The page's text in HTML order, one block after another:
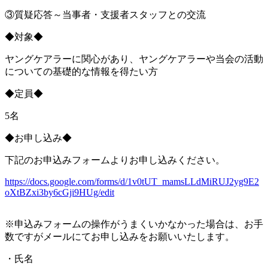
③質疑応答～当事者・支援者スタッフとの交流
◆対象◆
ヤングケアラーに関心があり、ヤングケアラーや当会の活動
についての基礎的な情報を得たい方
◆定員◆
5名
◆お申し込み◆
下記のお申込みフォームよりお申し込みください。
https://docs.google.com/forms/d/1v0tUT_mamsLLdMiRUJ2yg9E2
oXtBZxi3by6cGji9HUg/edit
※申込みフォームの操作がうまくいかなかった場合は、お手
数ですがメールにてお申し込みをお願いいたします。
・氏名